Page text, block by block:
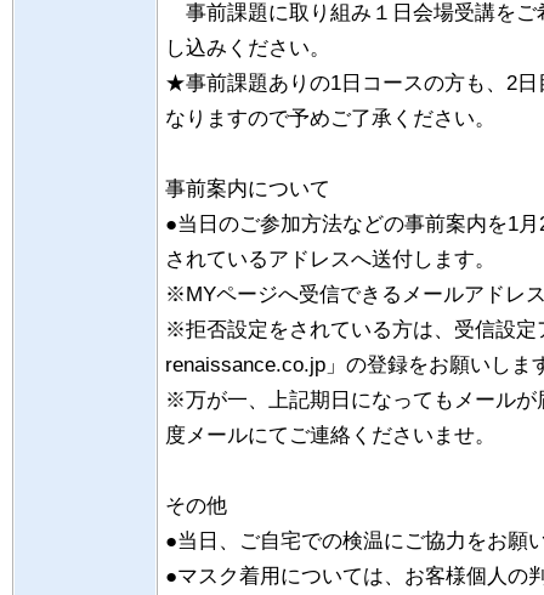
事前課題に取り組み１日会場受講を
し込みください。
★事前課題ありの1日コースの方も、2
なりますので予めご了承ください。
事前案内について
●当日のご参加方法などの事前案内を1
されているアドレスへ送付します。
※MYページへ受信できるメールアドレ
※拒否設定をされている方は、受信設定
renaissance.co.jp」の登録をお願いしま
※万が一、上記期日になってもメール
度メールにてご連絡くださいませ。
その他
●当日、ご自宅での検温にご協力をお願
●マスク着用については、お客様個人の